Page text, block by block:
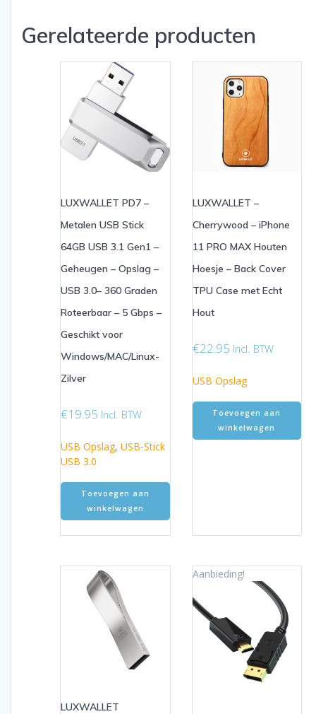
Gerelateerde producten
LUXWALLET PD7 –
Metalen USB Stick
64GB USB 3.1 Gen1 –
Geheugen – Opslag –
USB 3.0– 360 Graden
Roteerbaar – 5 Gbps –
Geschikt voor
Windows/MAC/Linux-
Zilver
€19.95 Incl. BTW
USB Opslag, USB-Stick
USB 3.0
Toevoegen aan
winkelwagen
LUXWALLET –
Cherrywood – iPhone
11 PRO MAX Houten
Hoesje – Back Cover
TPU Case met Echt
Hout
€22.95 Incl. BTW
USB Opslag
Toevoegen aan
winkelwagen
LUXWALLET
Aanbieding!